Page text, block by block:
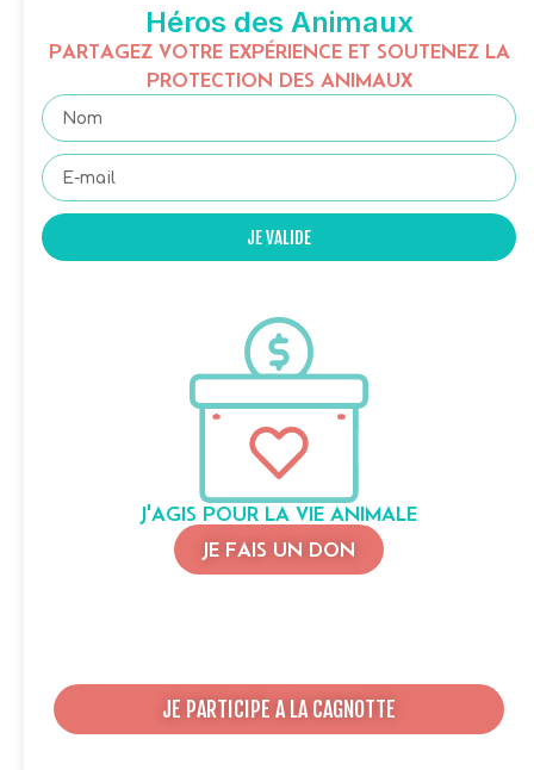
Héros des Animaux
PARTAGEZ VOTRE EXPÉRIENCE ET SOUTENEZ LA
PROTECTION DES ANIMAUX
JE VALIDE
J'AGIS POUR LA VIE ANIMALE
JE FAIS UN DON
JE PARTICIPE A LA CAGNOTTE